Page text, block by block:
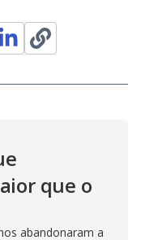
que o
abandonaram a